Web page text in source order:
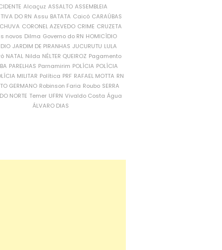
Alcaçuz ASSALTO ASSEMBLEIA
DO RN Assu BATATA Caicó CARAÚBAS
CORONEL AZEVEDO CRIME CRUZETA
novos Dilma Governo do RN HOMICÍDIO
JARDIM DE PIRANHAS JUCURUTU LULA
NATAL Nilda NÉLTER QUEIROZ Pagamento
PARELHAS Parnamirim POLÍCIA POLÍCIA
MILITAR Política PRF RAFAEL MOTTA RN
GERMANO Robinson Faria Roubo SERRA
NORTE Temer UFRN Vivaldo Costa Água
ÁLVARO DIAS